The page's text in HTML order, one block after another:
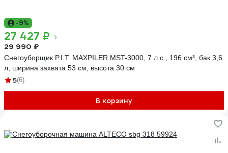
-9%
27 427 ₽
29 990 ₽
Снегоуборщик P.I.T. MAXPILER MST-3000, 7 л.с., 196 см³, бак 3,6
л, ширина захвата 53 см, высота 30 см
5(6)
В корзину